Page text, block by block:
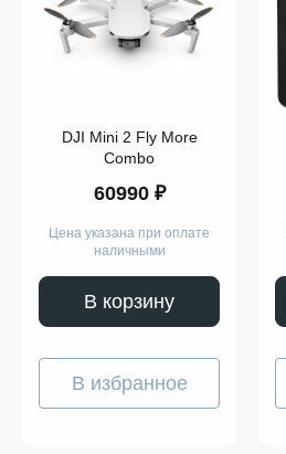
Компьютеры
Смарт-
часы
Apple
Samsung
наушники
пылесосы
Выпрямители
волос
Стайлеры
и
работа
DJI Mini 2 Fly More
Combo
60990 ₽
Цена указана при оплате
наличными
В корзину
В избранное